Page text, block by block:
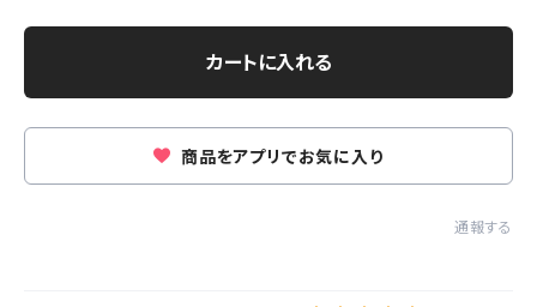
カートに入れる
商品をアプリでお気に入り
通報する